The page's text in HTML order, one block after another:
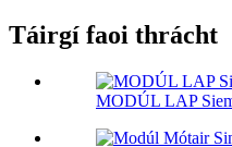
Táirgí faoi thrácht
MODÚL LAP